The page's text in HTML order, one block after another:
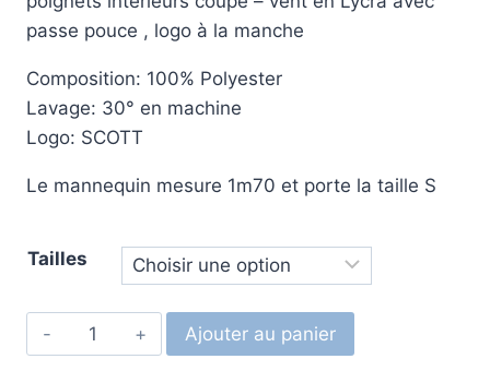
passe pouce , logo à la manche
Composition: 100% Polyester
Lavage: 30° en machine
Logo: SCOTT
Le mannequin mesure 1m70 et porte la taille S
Tailles
Ajouter au panier